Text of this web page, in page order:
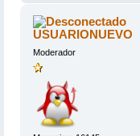
USUARIONUEVO
Moderador